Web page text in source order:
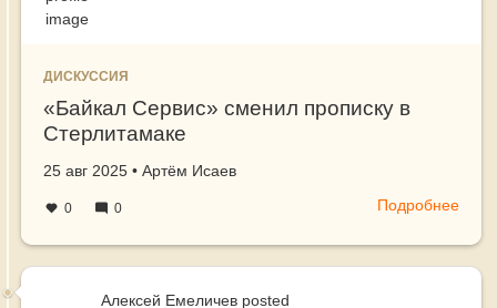
ДИСКУССИЯ
«Байкал Сервис» сменил прописку в
Стерлитамаке
Создано
25 авг 2025 •
автор Артём Исаев
0 0 Подробнее
Алексей Емеличев posted